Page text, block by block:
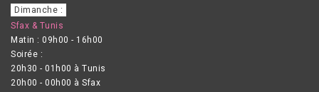
Dimanche :
Sfax & Tunis
Matin : 09h00 - 16h00
Soirée :
20h30 - 01h00 à Tunis
20h00 - 00h00 à Sfax